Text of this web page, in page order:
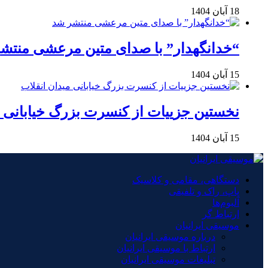
18 آبان 1404
“خدانگهدار” با صدای متین مرعشی
15 آبان 1404
نخستین جزییات از کنسرت بزرگ خیابانی
15 آبان 1404
دستگاهی، مقامی و کلاسیک
پاپ، راک و تلفیقی
آلبوم‌ها
ارتباط گر
موسیقی ایرانیان
درباره موسیقی ایرانیان
ارتباط با موسیقی ایرانیان
تبلیغات موسیقی ایرانیان